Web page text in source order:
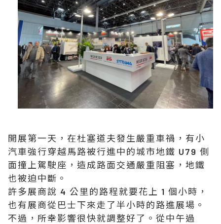
開展第一天，在杜塞道夫發生嚴重車禍，有小
汽車強行穿越馬路被行進中的城市地鐵 U79 側
面撞上駕駛座，造成路面交通嚴重阻塞，地鐵
也被迫中斷。
許多展商說 4 公里的路程就要花上 1 個小時，
也有展商從巴士下來走了半小時的路進展場。
不過，所幸影響很快就調整好了。從中午過